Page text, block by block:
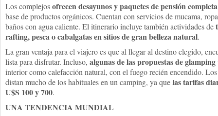
Los complejosofrecen desayunos y paquetes de pensión completa
base de productos orgánicos. Cuentan con servicios de mucama,
baños con agua caliente. El itinerario incluye también actividades de
rafting, pesca o cabalgatas en sitios de gran belleza natural.
La gran ventaja para el viajero es que al llegar al destino elegido,
lista para disfrutar. Incluso, algunas de las propuestas de glamping
interior como calefacción natural, con el fuego recién encendido.
distan mucho de los habituales en un camping, ya quelas tarifas
U$S 100 y 700.
UNA TENDENCIA MUNDIAL